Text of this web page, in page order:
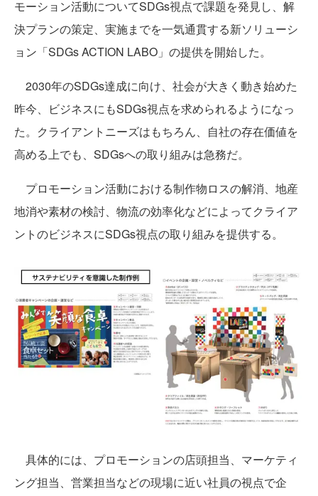
モーション活動についてSDGs視点で課題を発見し、解
決プランの策定、実施までを一気通貫する新ソリューシ
ョン「SDGs ACTION LABO」の提供を開始した。
2030年のSDGs達成に向け、社会が大きく動き始めた
昨今、ビジネスにもSDGs視点を求められるようになっ
た。クライアントニーズはもちろん、自社の存在価値を
高める上でも、SDGsへの取り組みは急務だ。
プロモーション活動における制作物ロスの解消、地産
地消や素材の検討、物流の効率化などによってクライア
ントのビジネスにSDGs視点の取り組みを提供する。
具体的には、プロモーションの店頭担当、マーケティ
ング担当、営業担当などの現場に近い社員の視点で企